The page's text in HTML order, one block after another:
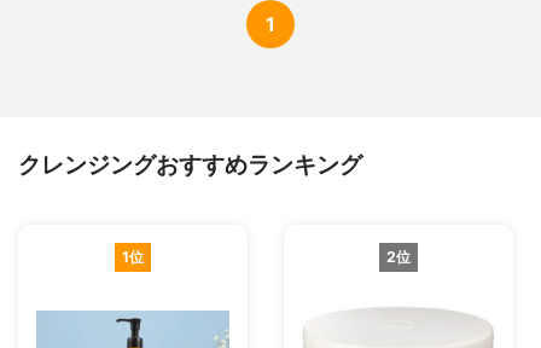
1
クレンジングおすすめランキング
1位 2位